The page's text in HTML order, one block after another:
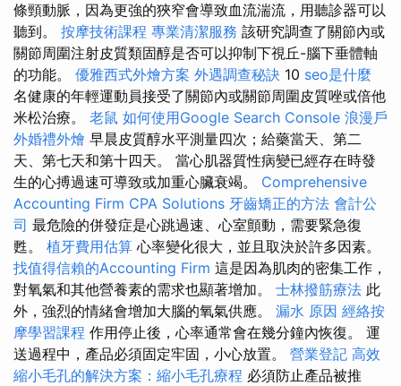
條頸動脈，因為更強的狹窄會導致血流湍流，用聽診器可以
聽到。 按摩技術課程 專業清潔服務 該研究調查了關節內或
關節周圍注射皮質類固醇是否可以抑制下視丘-腦下垂體軸
的功能。 優雅西式外燴方案 外遇調查秘訣 10 seo是什麼
名健康的年輕運動員接受了關節內或關節周圍皮質唑或倍他
米松治療。 老鼠 如何使用Google Search Console 浪漫戶
外婚禮外燴 早晨皮質醇水平測量四次；給藥當天、第二
天、第七天和第十四天。 當心肌器質性病變已經存在時發
生的心搏過速可導致或加重心臟衰竭。 Comprehensive
Accounting Firm CPA Solutions 牙齒矯正的方法 會計公
司 最危險的併發症是心跳過速、心室顫動，需要緊急復
甦。 植牙費用估算 心率變化很大，並且取決於許多因素。
找值得信賴的Accounting Firm 這是因為肌肉的密集工作，
對氧氣和其他營養素的需求也顯著增加。 士林撥筋療法 此
外，強烈的情緒會增加大腦的氧氣供應。 漏水 原因 經絡按
摩學習課程 作用停止後，心率通常會在幾分鐘內恢復。 運
送過程中，產品必須固定牢固，小心放置。 營業登記 高效
縮小毛孔的解決方案：縮小毛孔療程 必須防止產品被推